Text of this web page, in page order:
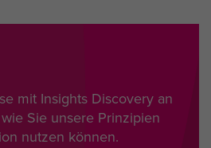
mit Insights Discovery an
Sie unsere Prinzipien
nutzen können.